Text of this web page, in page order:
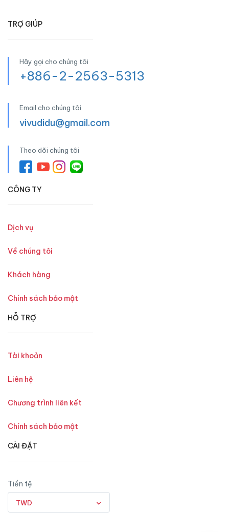
TRỢ GIÚP
Hãy gọi cho chúng tôi
+886-2-2563-5313
Email cho chúng tôi
vivudidu@gmail.com
Theo dõi chúng tôi
CÔNG TY
Dịch vụ
Về chúng tôi
Khách hàng
Chính sách bảo mật
HỖ TRỢ
Tài khoản
Liên hệ
Chương trình liên kết
Chính sách bảo mật
CÀI ĐẶT
Tiền tệ
TWD